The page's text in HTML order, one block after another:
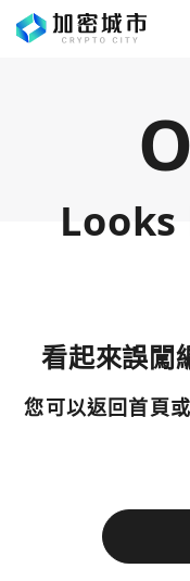
看起來誤闖
您可以返回首頁
今日熱門
您已閒置5分鐘，請
今日熱門